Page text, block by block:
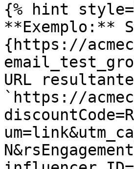
{% hint
**Exemplo:**
{https://
URL
`https://